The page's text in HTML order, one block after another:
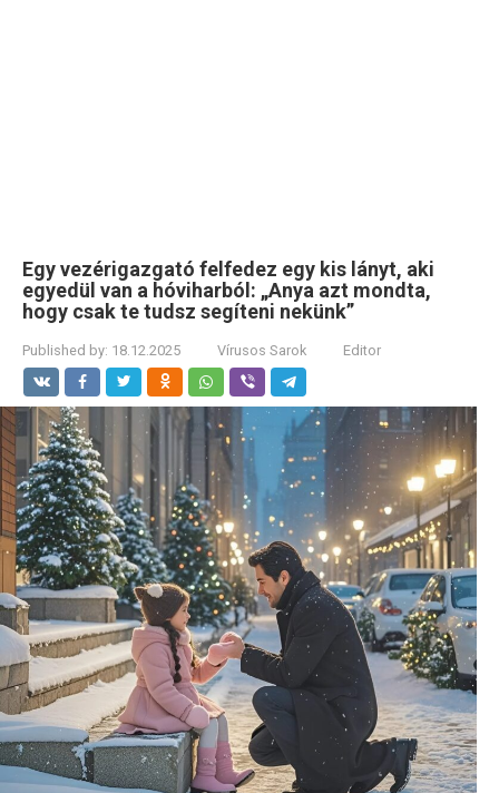
Egy vezérigazgató felfedez egy kis lányt, aki
egyedül van a hóviharból: „Anya azt mondta,
hogy csak te tudsz segíteni nekünk”
Published by: 18.12.2025 Vírusos Sarok Editor